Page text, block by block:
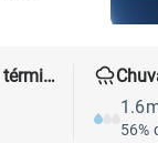
Sensação térmica
56%